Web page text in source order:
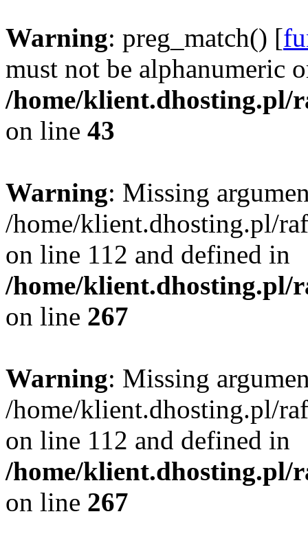
Warning: preg_match() [
must not be alphanumeric
/home/klient.dhosting.pl/
on line 43
Warning: Missing
/home/klient.dhosting.pl/
on line 112 and defined in
/home/klient.dhosting.pl/
on line 267
Warning: Missing
/home/klient.dhosting.pl/
on line 112 and defined in
/home/klient.dhosting.pl/
on line 267